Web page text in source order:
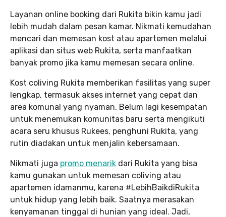
Layanan online booking dari Rukita bikin kamu jadi
lebih mudah dalam pesan kamar. Nikmati kemudahan
mencari dan memesan kost atau apartemen melalui
aplikasi dan situs web Rukita, serta manfaatkan
banyak promo jika kamu memesan secara online.
Kost coliving Rukita memberikan fasilitas yang super
lengkap, termasuk akses internet yang cepat dan
area komunal yang nyaman. Belum lagi kesempatan
untuk menemukan komunitas baru serta mengikuti
acara seru khusus Rukees, penghuni Rukita, yang
rutin diadakan untuk menjalin kebersamaan.
Nikmati juga promo menarik dari Rukita yang bisa
kamu gunakan untuk memesan coliving atau
apartemen idamanmu, karena #LebihBaikdiRukita
untuk hidup yang lebih baik. Saatnya merasakan
kenyamanan tinggal di hunian yang ideal. Jadi,